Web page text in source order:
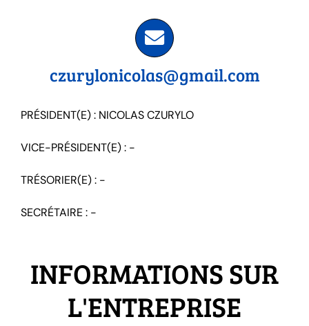
czurylonicolas@gmail.com
PRÉSIDENT(E) : NICOLAS CZURYLO
VICE-PRÉSIDENT(E) : -
TRÉSORIER(E) : -
SECRÉTAIRE : -
INFORMATIONS SUR
L'ENTREPRISE